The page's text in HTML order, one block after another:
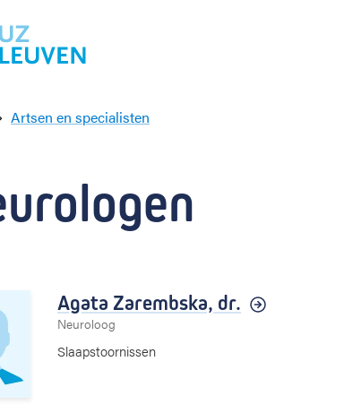
Artsen en specialisten
r
o
n
Agata Zarembska, dr.
Neuroloog
Slaapstoornissen